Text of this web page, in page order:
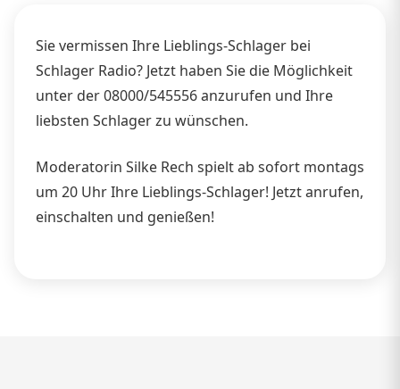
Sie vermissen Ihre Lieblings-Schlager bei
Schlager Radio? Jetzt haben Sie die Möglichkeit
unter der 08000/545556 anzurufen und Ihre
liebsten Schlager zu wünschen.
Moderatorin Silke Rech spielt ab sofort montags
um 20 Uhr Ihre Lieblings-Schlager! Jetzt anrufen,
einschalten und genießen!